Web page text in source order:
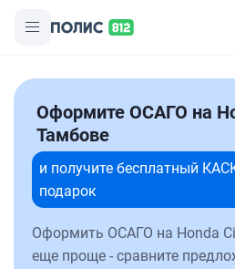
Оформите ОСАГО на
Тамбове
и получите бесплатный
подарок
Оформить ОСАГО на Honda
еще проще - сравните